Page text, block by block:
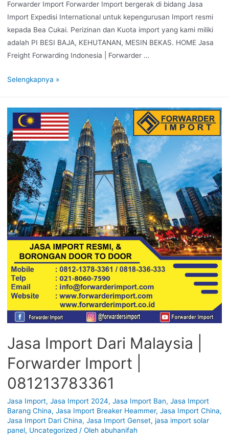
Forwarder Import Forwarder Import bergerak di bidang Jasa
Import Expedisi International untuk kepengurusan Import resmi
kepada Bea Cukai. Perizinan dan Kuota import yang kami miliki
adalah PI BESI BAJA, KEHUTANAN, MESIN BEKAS. HOME Jasa
Freight Forwarding Indonesia | Forwarder …
Selengkapnya »
Jasa Import Dari Malaysia |
Forwarder Import |
081213783361
Jasa Import, Jasa Import 2024, Jasa Import Ban, Jasa Import
Barang China, Jasa Import Breaker Heammer, Jasa Import China,
Jasa Import Dari China, Jasa Import Genset, jasa import solar
panel, Uncategorized/ Oleh abuhanifah